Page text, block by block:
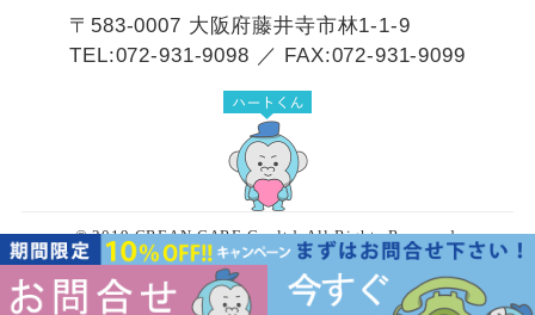
〒583-0007 大阪府藤井寺市林1-1-9
TEL:072-931-9098 ／ FAX:072-931-9099
© 2019 CREAN CARE Co.,ltd. All Rights Reserved.